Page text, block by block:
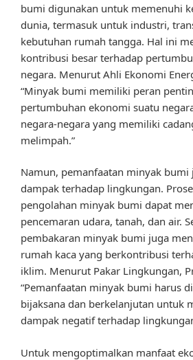
bumi digunakan untuk memenuhi
dunia, termasuk untuk industri,
kebutuhan rumah tangga. Hal ini
kontribusi besar terhadap
negara. Menurut Ahli Ekonomi
“Minyak bumi memiliki peran
pertumbuhan ekonomi suatu
negara-negara yang memiliki
melimpah.”
Namun, pemanfaatan minyak
dampak terhadap lingkungan.
pengolahan minyak bumi dapat
pencemaran udara, tanah, dan air.
pembakaran minyak bumi juga
rumah kaca yang berkontribusi
iklim. Menurut Pakar Lingkungan,
“Pemanfaatan minyak bumi harus
bijaksana dan berkelanjutan untuk
dampak negatif terhadap
Untuk mengoptimalkan manfaat